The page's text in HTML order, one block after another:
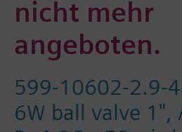
nicht mehr
angeboten.
599-10602-2.9-
6W ball valve 1",